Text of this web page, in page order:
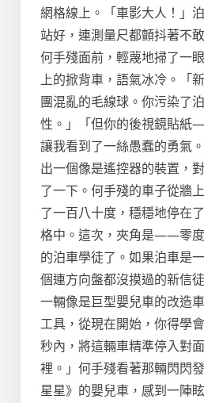
網格線上。「車影大人！」
站好，連測量尺都顫抖著不
何手殘面前，輕蔑地掃了一
上的掀背車，語氣冰冷。「
團混亂的毛線球。你污染了
性。」「但你的後視鏡貼紙
讓我看到了一絲愚蠢的勇氣
出一個像是遙控器的裝置，
了一下。何手殘的車子從牆
了一百八十度，穩穩地停在
格中。這次，夾角是——零
的泊車學徒了。如果泊車是
個連方向盤都沒摸過的新信
一輛像是巨型嬰兒車的改造
工具，從現在開始，你得學
秒內，將這輛車精準停入對
裡。」何手殘看著那輛閃閃
星星》的嬰兒車，感到一陣